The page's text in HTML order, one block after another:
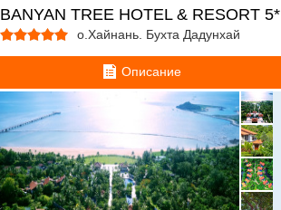
Хайкоу
Ханчжоу
Чунцин-Чжанцзяцзе
Шэньчжэнь
Экскурсионные сборные туры в
Китай.Гарантированная группа (прилёт в Пекин)
Экскурсионные сборные туры в
Китай.Гарантированная группа (прилёт в Пекин/
вылет из Шанхая)
Экскурсионные сборные туры в
BANYAN TREE HOTEL & RESORT 5*
о.Хайнань. Бухта Дадунхай
Описание